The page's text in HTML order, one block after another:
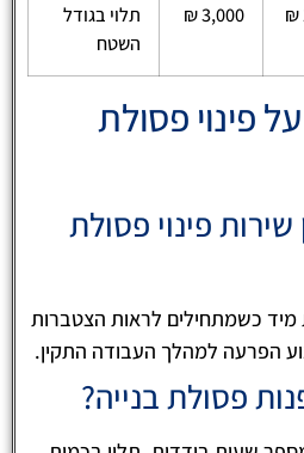
3,000 ₪
תלוי בגודל
השטח
פינוי פסולת
פינוי פסולת
מיד כשמתחילים לראות הצטברות
הפרעה למהלך העבודה התקין.
פסולת בנייה?